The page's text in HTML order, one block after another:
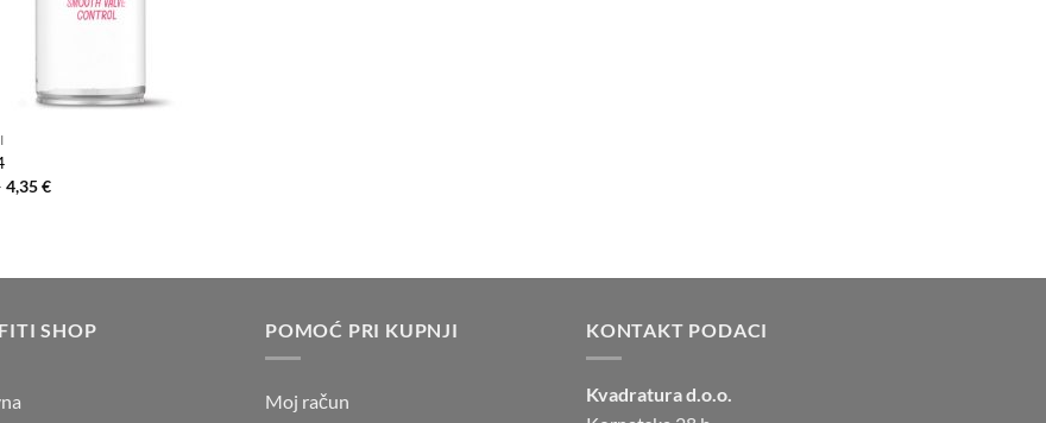
4,35€Price
SHOP POMOĆ PRI KUPNJI
Moj račun
KONTAKT PODACI
Kvadratura d.o.o.